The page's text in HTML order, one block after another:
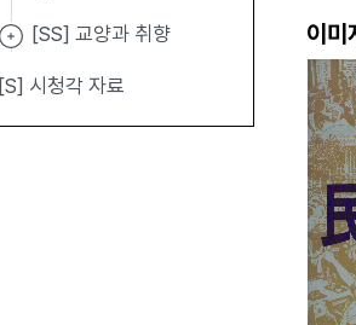
[SS] 교양과 취향
[S] 시청각 자료
이미